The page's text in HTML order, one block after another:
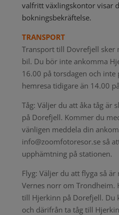
valfritt växlingskontor visar
bokningsbekräftelse.
TRANSPORT
Transport till Dovrefjell sker
bil. Du bör inte ankomma
16.00 på torsdagen och inte
hemresa tidigare än 14.00
Tåg: Väljer du att åka tåg är
på Dorefjell. Kommer du
vänligen meddela din
info@zoomfotoresor.se så
upphämtning på stationen.
Flyg: Väljer du att flyga så
Vernes norr om Trondheim.
till Hjerkinn på Dorefjell. Du
och därifrån ta tåg till